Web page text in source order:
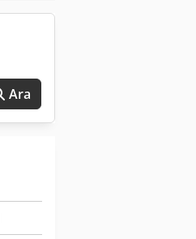
Ara